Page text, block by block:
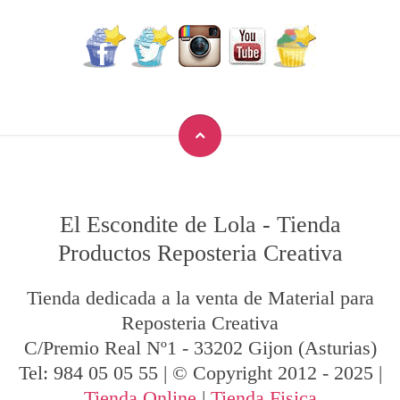
El Escondite de Lola - Tienda
Productos Reposteria Creativa
Tienda dedicada a la venta de Material para
Reposteria Creativa
C/Premio Real Nº1 - 33202 Gijon (Asturias)
Tel: 984 05 05 55 | © Copyright 2012 - 2025 |